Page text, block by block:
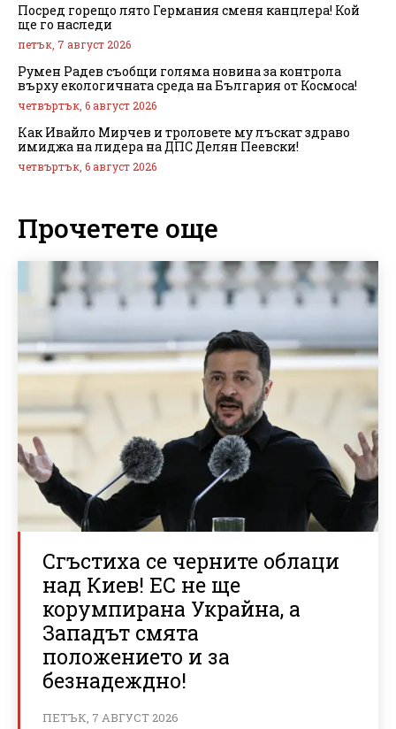
Посред горещо лято Германия сменя канцлера! Кой
ще го наследи
петък, 7 август 2026
Румен Радев съобщи голяма новина за контрола
върху екологичната среда на България от Космоса!
четвъртък, 6 август 2026
Как Ивайло Мирчев и троловете му лъскат здраво
имиджа на лидера на ДПС Делян Пеевски!
четвъртък, 6 август 2026
Прочетете още
Сгъстиха се черните облаци
над Киев! ЕС не ще
корумпирана Украйна, а
Западът смята
положението и за
безнадеждно!
ПЕТЪК, 7 АВГУСТ 2026